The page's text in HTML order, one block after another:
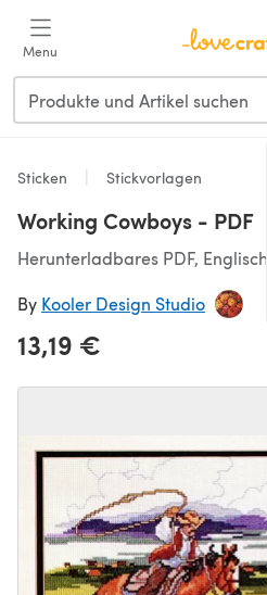
Menu
Sticken Stickvorlagen
Working Cowboys - PDF
Herunterladbares PDF, Englisch
By Kooler Design Studio
13,19 €